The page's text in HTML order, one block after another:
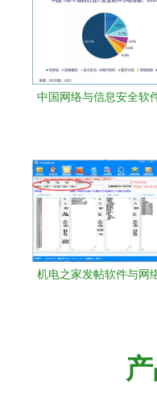
中国网络与信息安全软
机电之家发帖软件与网